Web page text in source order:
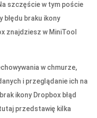
szczęście w tym poście
błędu braku ikony
znajdziesz w MiniTool
w chmurze,
i przeglądanie ich na
ikony Dropbox błąd
przedstawię kilka